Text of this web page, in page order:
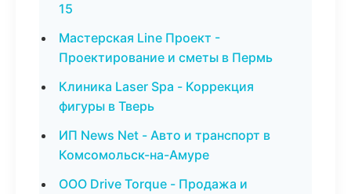
15
Мастерская Line Проект -
Проектирование и сметы в Пермь
Клиника Laser Spa - Коррекция
фигуры в Тверь
ИП News Net - Авто и транспорт в
Комсомольск-на-Амуре
ООО Drive Torque - Продажа и